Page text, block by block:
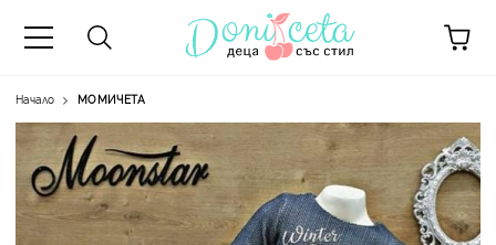
Начало МОМИЧЕТА